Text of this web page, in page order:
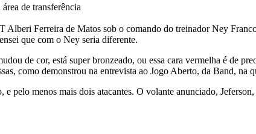
de transferência
Ferreira de Matos sob o comando do treinador Ney
que com o Ney seria diferente.
de cor, está super bronzeado, ou essa cara vermelha é de
como demonstrou na entrevista ao Jogo Aberto, da Band, na
pelo menos mais dois atacantes. O volante anunciado,